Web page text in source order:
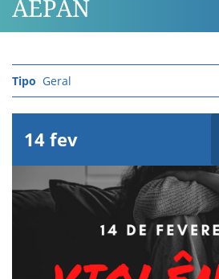
AEPAN
Geral
14fev